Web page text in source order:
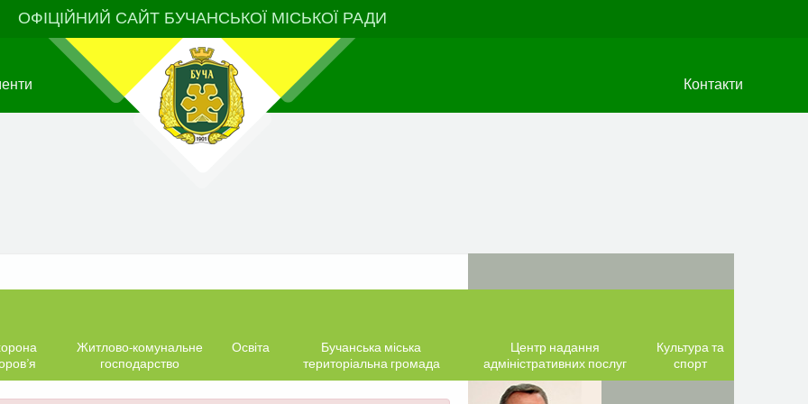
ОФІЦІЙНИЙ САЙТ БУЧАНСЬКОЇ МІСЬКОЇ РАДИ
Контакти
Житлово-комунальне
господарство
Освіта
Бучанська міська
територіальна громада
Центр надання
адміністративних послуг
Культура та
спорт